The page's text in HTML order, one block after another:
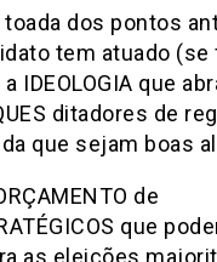
dos pontos
tem atuado (se
IDEOLOGIA que
ditadores de
que sejam boas
de
que
as eleições